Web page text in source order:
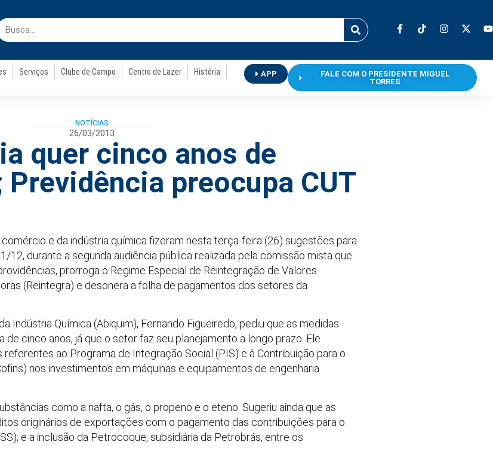
Serviços Clube de Campo Centro de Lazer
História
APP
FALE COM O PRESIDENTE MIGUEL
TORRES
NOTÍCIAS
26/03/2013
quer cinco anos de
Previdência preocupa CUT
e da indústria química fizeram nesta terça-feira (26) sugestões para
12, durante a segunda audiência pública realizada pela comissão mista que
prorroga o Regime Especial de Reintegração de Valores
(Reintegra) e desonera a folha de pagamentos dos setores da
Indústria Química (Abiquim), Fernando Figueiredo, pediu que as medidas
cinco anos, já que o setor faz seu planejamento a longo prazo. Ele
ao Programa de Integração Social (PIS) e à Contribuição para o
nos investimentos em máquinas e equipamentos de engenharia
como a nafta, o gás, o propeno e o eteno. Sugeriu ainda que as
originários de exportações com o pagamento das contribuições para o
e a inclusão da Petrocoque, subsidiária da Petrobrás, entre os